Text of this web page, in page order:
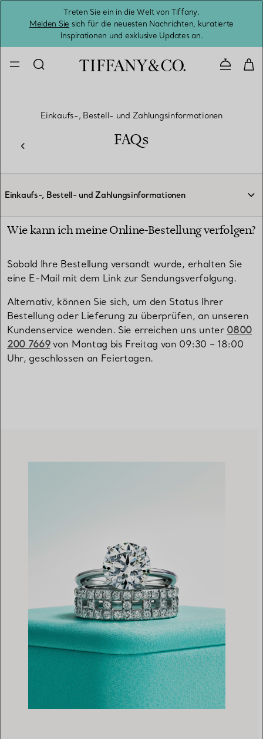
Treten Sie ein in die Welt von Tiffany.
Melden Sie sich für die neuesten Nachrichten, kuratierte
Inspirationen und exklusive Updates an.
Einkaufs-, Bestell- und Zahlungsinformationen
FAQs
Einkaufs-, Bestell- und Zahlungsinformationen
Wie kann ich meine Online-Bestellung verfolgen?
Sobald Ihre Bestellung versandt wurde, erhalten Sie
eine E-Mail mit dem Link zur Sendungsverfolgung.
Alternativ, können Sie sich, um den Status Ihrer
Bestellung oder Lieferung zu überprüfen, an unseren
Kundenservice wenden. Sie erreichen uns unter 0800
200 7669von Montag bis Freitag von 09:30 – 18:00
Uhr, geschlossen an Feiertagen.